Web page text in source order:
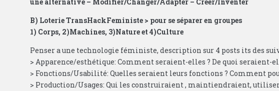
une alternative – Modifier/Changer/Adapter – Créer/Inventer
B) Loterie TransHackFeministe > pour se séparer en groupes
1) Corps, 2)Machines, 3)Nature et 4)Culture
Penser a une technologie féministe, description sur 4 posts its des
> Apparence/esthétique: Comment seraient-elles ? De quoi seraient-
> Fonctions/Usabilité: Quelles seraient leurs fonctions ? Comment
> Production/Usages: Qui les construiraient , maintiendraient,